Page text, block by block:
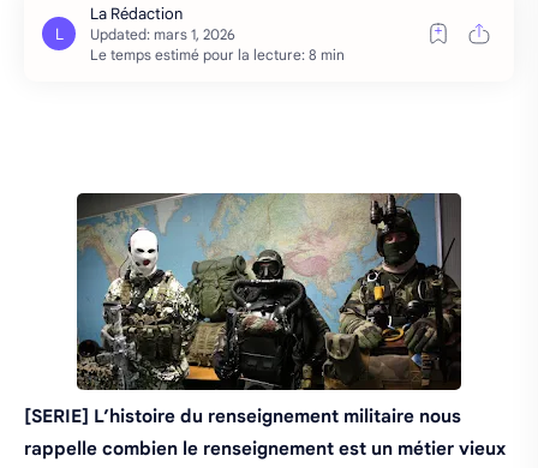
Le temps estimé pour la lecture: 8 min
[SERIE] L’histoire du renseignement militaire nous
rappelle combien le renseignement est un métier vieux